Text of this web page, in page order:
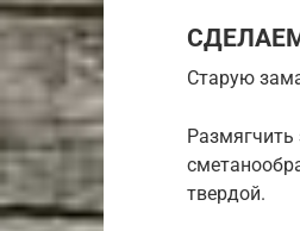
Старую
твердой.